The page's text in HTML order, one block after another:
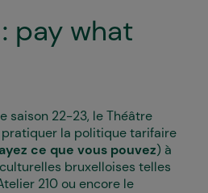
pay what
saison 22-23, le Théâtre
la politique tarifaire
ce que vous pouvez) à
bruxelloises telles
210 ou encore le